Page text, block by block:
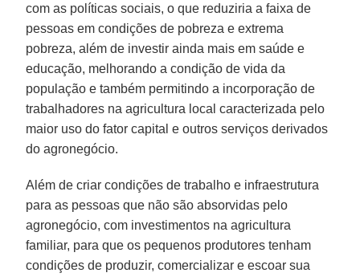
com as políticas sociais, o que reduziria a faixa de
pessoas em condições de pobreza e extrema
pobreza, além de investir ainda mais em saúde e
educação, melhorando a condição de vida da
população e também permitindo a incorporação de
trabalhadores na agricultura local caracterizada pelo
maior uso do fator capital e outros serviços derivados
do agronegócio.
Além de criar condições de trabalho e infraestrutura
para as pessoas que não são absorvidas pelo
agronegócio, com investimentos na agricultura
familiar, para que os pequenos produtores tenham
condições de produzir, comercializar e escoar sua